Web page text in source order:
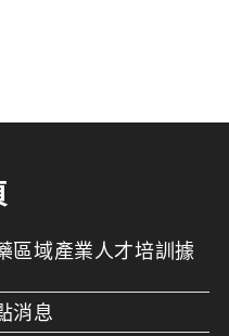
區域產業人才培訓據
消息